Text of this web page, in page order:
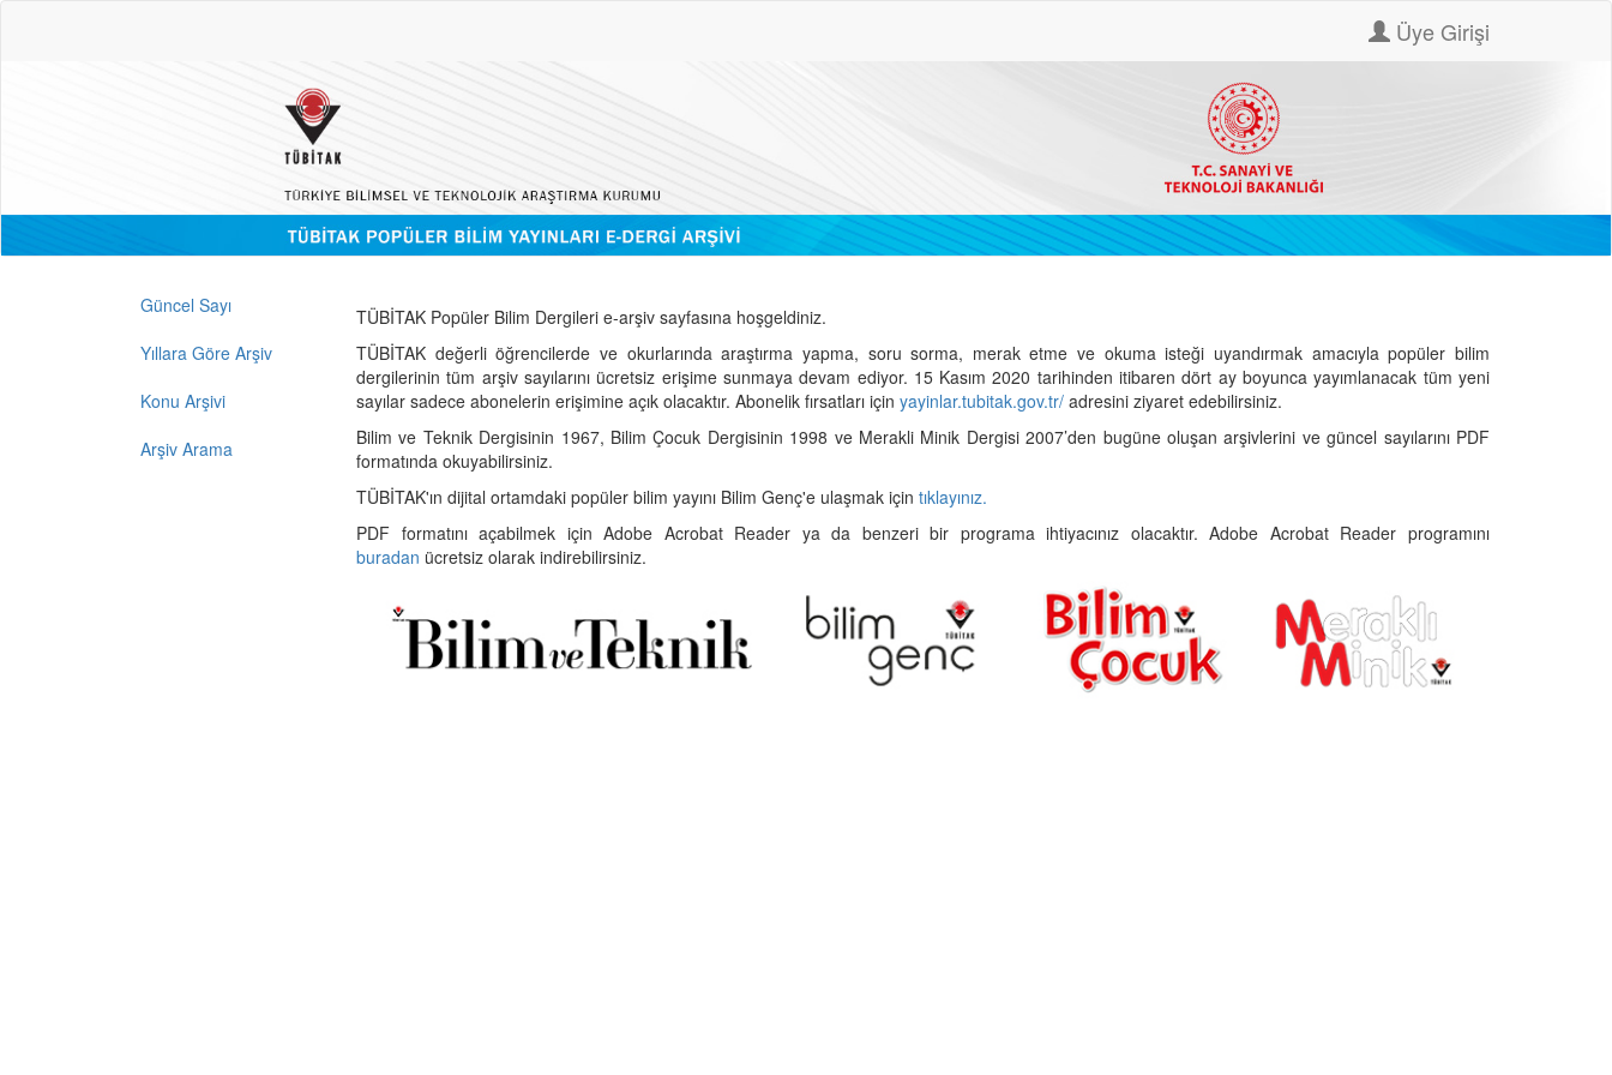
Üye Girişi
Güncel Sayı
Yıllara Göre Arşiv
Konu Arşivi
Arşiv Arama
TÜBİTAK Popüler Bilim Dergileri e-arşiv sayfasına hoşgeldiniz.
TÜBİTAK değerli öğrencilerde ve okurlarında araştırma yapma, soru sorma, merak etme ve okuma isteği uyandırmak amacıyla popüler bilim
dergilerinin tüm arşiv sayılarını ücretsiz erişime sunmaya devam ediyor. 15 Kasım 2020 tarihinden itibaren dört ay boyunca yayımlanacak tüm yeni
sayılar sadece abonelerin erişimine açık olacaktır. Abonelik fırsatları için yayinlar.tubitak.gov.tr/ adresini ziyaret edebilirsiniz.
Bilim ve Teknik Dergisinin 1967, Bilim Çocuk Dergisinin 1998 ve Merakli Minik Dergisi 2007’den bugüne oluşan arşivlerini ve güncel sayılarını PDF
formatında okuyabilirsiniz.
TÜBİTAK'ın dijital ortamdaki popüler bilim yayını Bilim Genç'e ulaşmak için tıklayınız.
PDF formatını açabilmek için Adobe Acrobat Reader ya da benzeri bir programa ihtiyacınız olacaktır. Adobe Acrobat Reader programını
buradan ücretsiz olarak indirebilirsiniz.